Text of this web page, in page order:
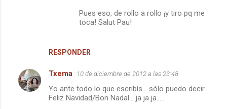
RESPONDER
Pues eso, de rollo a rollo ¡y tiro pq me
toca! Salut Pau!
Txema 10 de diciembre de 2012 a las 23:48
Yo ante todo lo que escribís... sólo puedo decir
Feliz Navidad/Bon Nadal... ja ja ja.....